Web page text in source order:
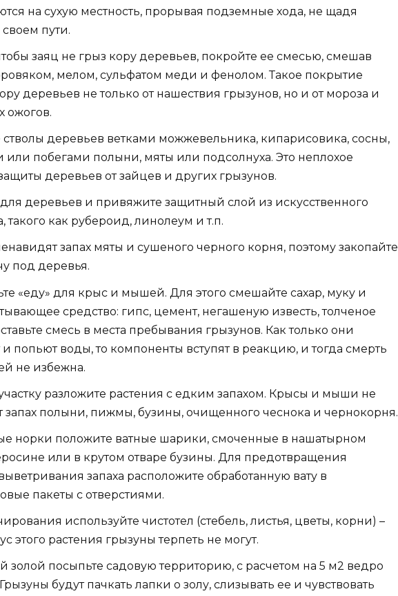
на сухую местность, прорывая подземные хода, не щадя
пути.
заяц не грыз кору деревьев, покройте ее смесью, смешав
мелом, сульфатом меди и фенолом. Такое покрытие
деревьев не только от нашествия грызунов, но и от мороза и
ожогов.
деревьев ветками можжевельника, кипарисовика, сосны,
или побегами полыни, мяты или подсолнуха. Это неплохое
деревьев от зайцев и других грызунов.
деревьев и привяжите защитный слой из искусственного
такого как рубероид, линолеум и т.п.
запах мяты и сушеного черного корня, поэтому закопайте
под деревья.
«еду» для крыс и мышей. Для этого смешайте сахар, муку и
средство: гипс, цемент, негашеную известь, толченое
смесь в места пребывания грызунов. Как только они
попьют воды, то компоненты вступят в реакцию, и тогда смерть
не избежна.
разложите растения с едким запахом. Крысы и мыши не
запах полыни, пижмы, бузины, очищенного чеснока и чернокорня.
норки положите ватные шарики, смоченные в нашатырном
или в крутом отваре бузины. Для предотвращения
запаха расположите обработанную вату в
пакеты с отверстиями.
используйте чистотел (стебель, листья, цветы, корни) –
этого растения грызуны терпеть не могут.
золой посыпьте садовую территорию, с расчетом на 5 м2 ведро
будут пачкать лапки о золу, слизывать ее и чувствовать